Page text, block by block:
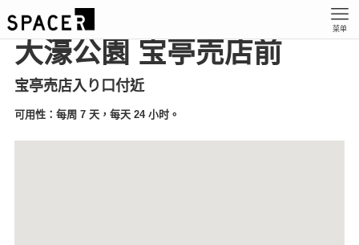
菜单
大濠公園 宝亭売店前
宝亭売店入り口付近
可用性：每周 7 天，每天 24 小时。